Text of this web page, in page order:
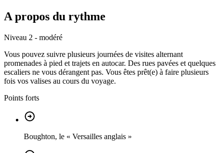
A propos du rythme
Niveau 2 - modéré
Vous pouvez suivre plusieurs journées de visites alternant
promenades à pied et trajets en autocar. Des rues pavées et quelques
escaliers ne vous dérangent pas. Vous êtes prêt(e) à faire plusieurs
fois vos valises au cours du voyage.
Points forts
Boughton, le « Versailles anglais »